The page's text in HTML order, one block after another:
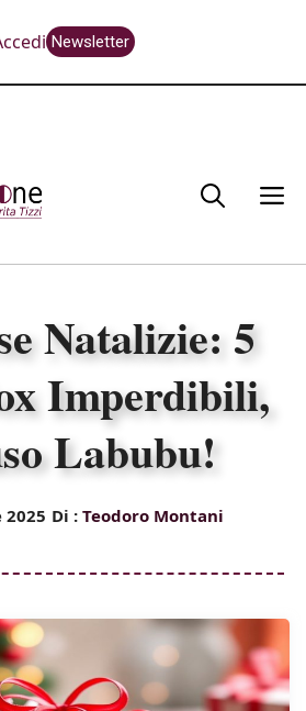
Newsletter
Natalizie: 5
Imperdibili,
Labubu!
2025 Di : Teodoro Montani